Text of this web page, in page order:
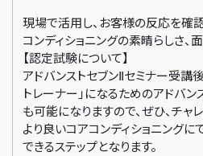
現場で活用し、お客様の反応を確認
コンディショニングの素晴らしさ、
【認定試験について】
アドバンストセブンⅡセミナー受講
トレーナー」になるためのアドバ
も可能になりますので、ぜひ、チャ
より良いコアコンディショニングに
できるステップとなります。